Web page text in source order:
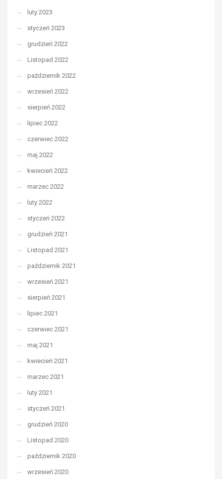
luty 2023
styczeń 2023
grudzień 2022
Listopad 2022
październik 2022
wrzesień 2022
sierpień 2022
lipiec 2022
czerwiec 2022
maj 2022
kwiecień 2022
marzec 2022
luty 2022
styczeń 2022
grudzień 2021
Listopad 2021
październik 2021
wrzesień 2021
sierpień 2021
lipiec 2021
czerwiec 2021
maj 2021
kwiecień 2021
marzec 2021
luty 2021
styczeń 2021
grudzień 2020
Listopad 2020
październik 2020
wrzesień 2020